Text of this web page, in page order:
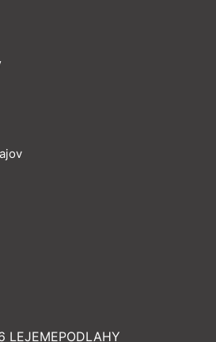
LEJEMEPODLAHY